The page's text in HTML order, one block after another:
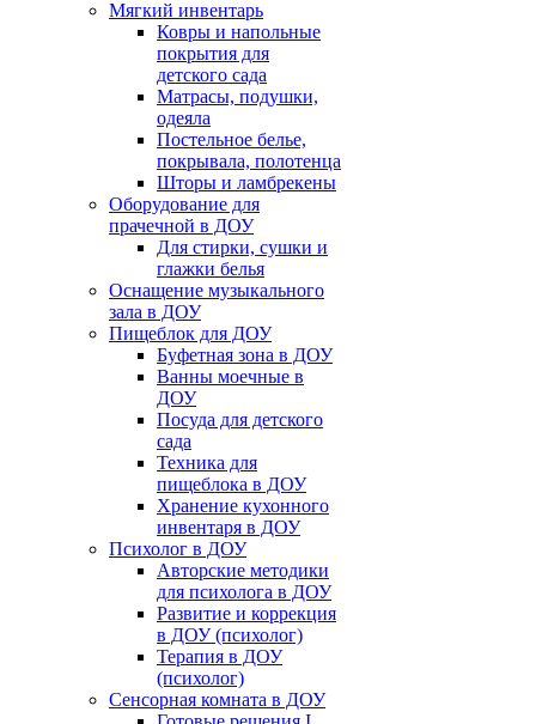
Мягкий инвентарь
Ковры и напольные
покрытия для
детского сада
Матрасы, подушки,
одеяла
Постельное белье,
покрывала, полотенца
Шторы и ламбрекены
Оборудование для
прачечной в ДОУ
Для стирки, сушки и
глажки белья
Оснащение музыкального
зала в ДОУ
Пищеблок для ДОУ
Буфетная зона в ДОУ
Ванны моечные в
ДОУ
Посуда для детского
сада
Техника для
пищеблока в ДОУ
Хранение кухонного
инвентаря в ДОУ
Психолог в ДОУ
Авторские методики
для психолога в ДОУ
Развитие и коррекция
в ДОУ (психолог)
Терапия в ДОУ
(психолог)
Сенсорная комната в ДОУ